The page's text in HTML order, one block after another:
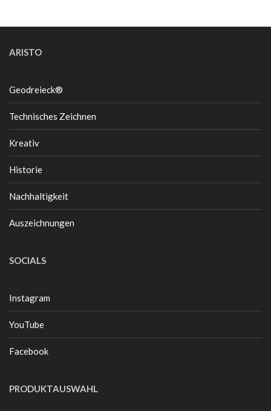
ARISTO
Geodreieck®
Technisches Zeichnen
Kreativ
Historie
Nachhaltigkeit
Auszeichnungen
SOCIALS
Instagram
YouTube
Facebook
PRODUKTAUSWAHL